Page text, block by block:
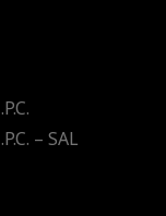
– SAL